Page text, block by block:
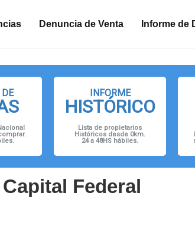
Denuncia de Venta Informe de
INFORME
HISTÓRICO
Lista de propietarios
Históricos desde 0km.
24 a 48HS hábiles.
Federal